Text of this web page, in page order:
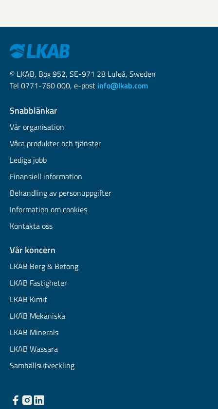
© LKAB, Box 952, SE-971 28 Luleå, Sweden
Tel 0771-760 000, e-post info@lkab.com
Snabblänkar
Vår organisation
Våra produkter och tjänster
Lediga jobb
Finansiell information
Behandling av personuppgifter
Information om cookies
Kontakta oss
Vår koncern
LKAB Berg & Betong
LKAB Fastigheter
LKAB Kimit
LKAB Mekaniska
LKAB Minerals
LKAB Wassara
Samhällsutveckling